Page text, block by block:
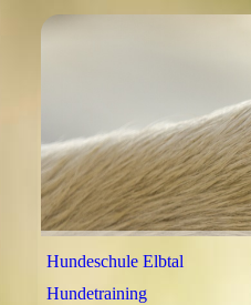
Hundeschule Elbtal
Hundetraining